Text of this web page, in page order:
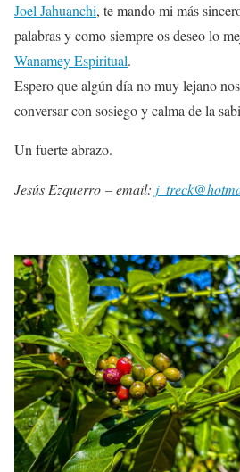
Joel Jahuanchi, te mando mi más
palabras y como siempre os deseo lo
Wanamey Espiritual.
Espero que algún día no muy lejano
conversar con sosiego y calma de la
Un fuerte abrazo.
Jesús Ezquerro – email: